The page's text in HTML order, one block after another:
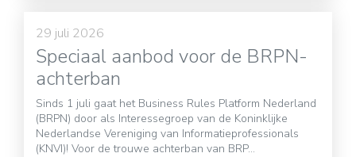
29 juli 2026
Speciaal aanbod voor de BRPN-
achterban
Sinds 1 juli gaat het Business Rules Platform Nederland
(BRPN) door als Interessegroep van de Koninklijke
Nederlandse Vereniging van Informatieprofessionals
(KNVI)! Voor de trouwe achterban van BRP...